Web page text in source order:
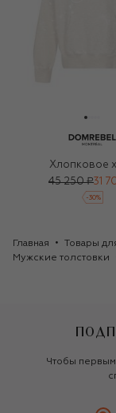
Хлопковое
45 250 ₽31
-30%
Главная Товары
Мужские толстовки
Чтобы